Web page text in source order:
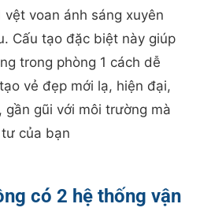
vệt voan ánh sáng xuyên
Cấu tạo đặc biệt này giúp
trong phòng 1 cách dễ
vẻ đẹp mới lạ, hiện đại,
gũi với môi trường mà
của bạn
có 2 hệ thống vận